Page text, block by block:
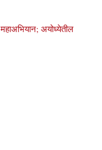
अयोध्येतील